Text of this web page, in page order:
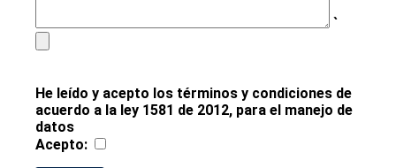
`
He leído y acepto los términos y condiciones de
acuerdo a la ley 1581 de 2012, para el manejo de
datos
Acepto: